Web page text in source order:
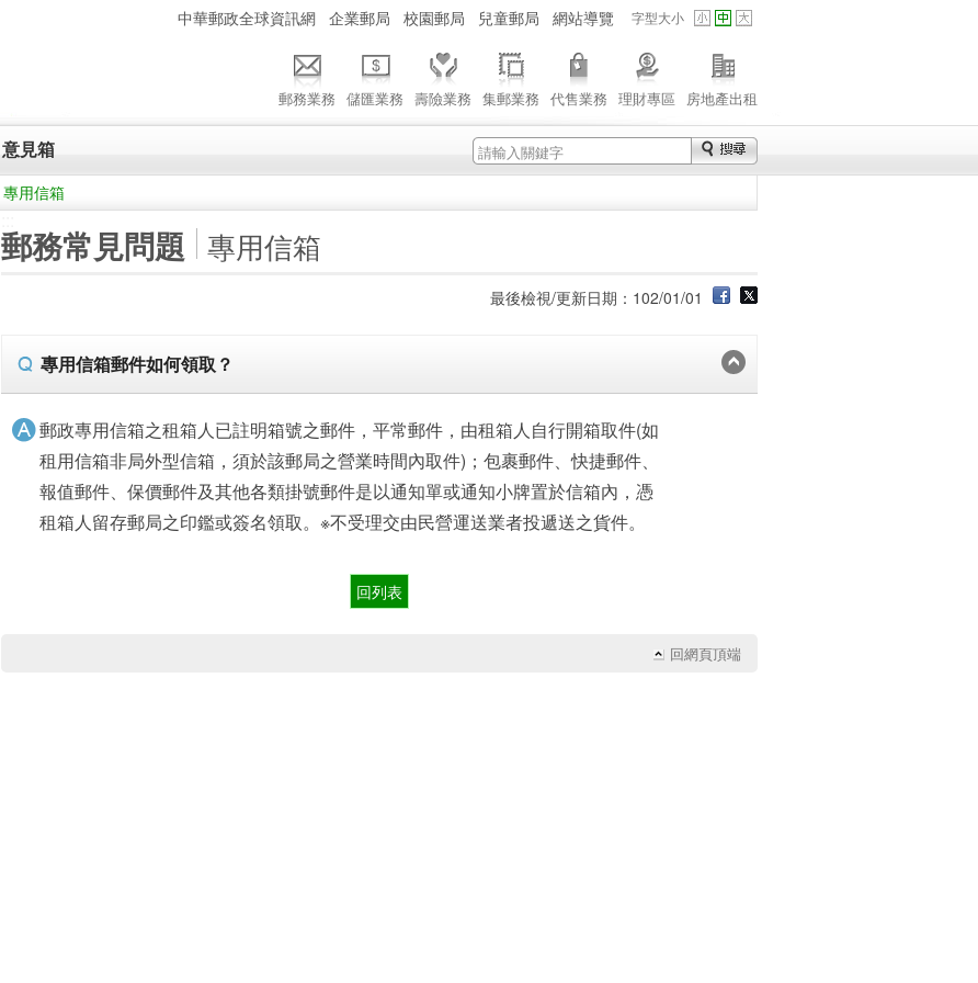
中華郵政全球資訊網 企業郵局 校園郵局 兒童郵局 網站導覽 字型大小
郵務業務 儲匯業務 壽險業務 集郵業務 代售業務 理財專區 房地產出租
意見箱
專用信箱
郵務常見問題 專用信箱
最後檢視/更新日期：102/01/01
專用信箱郵件如何領取？
郵政專用信箱之租箱人已註明箱號之郵件，平常郵件，由租箱人自行開箱取件(如
租用信箱非局外型信箱，須於該郵局之營業時間內取件)；包裹郵件、快捷郵件、
報值郵件、保價郵件及其他各類掛號郵件是以通知單或通知小牌置於信箱內，憑
租箱人留存郵局之印鑑或簽名領取。※不受理交由民營運送業者投遞送之貨件。
回列表
回網頁頂端